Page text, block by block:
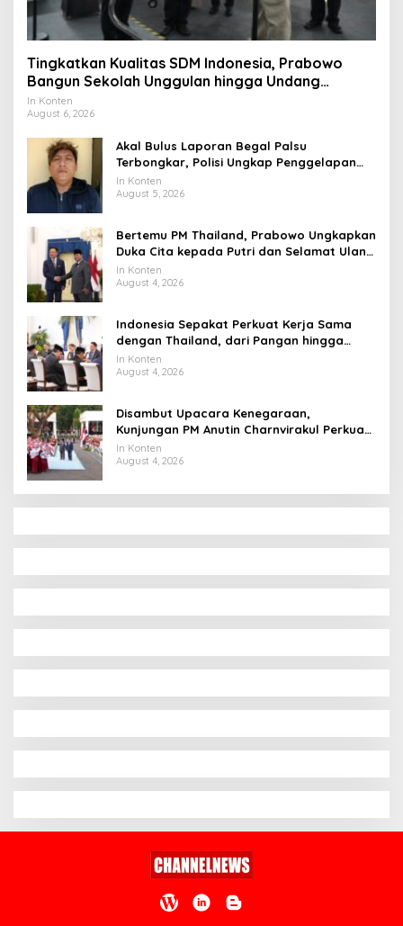
Tingkatkan Kualitas SDM Indonesia, Prabowo
Bangun Sekolah Unggulan hingga Undang
Universitas Terbaik Dunia
In Konten
August 6, 2026
Akal Bulus Laporan Begal Palsu
Terbongkar, Polisi Ungkap Penggelapan
Uang Perusahaan untuk Crypto
In Konten
August 5, 2026
Bertemu PM Thailand, Prabowo Ungkapkan
Duka Cita kepada Putri dan Selamat Ulang
Tahun ke Raja Thailand
In Konten
August 4, 2026
Indonesia Sepakat Perkuat Kerja Sama
dengan Thailand, dari Pangan hingga
Ekonomi Digital
In Konten
August 4, 2026
Disambut Upacara Kenegaraan,
Kunjungan PM Anutin Charnvirakul Perkuat
Hubungan Indonesia-Thailand
In Konten
August 4, 2026